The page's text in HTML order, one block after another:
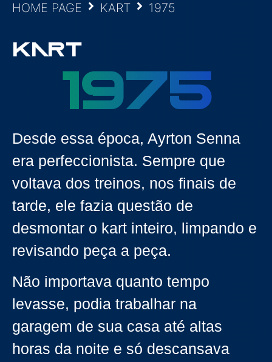
HOME PAGE KART 1975
KART
1975
Desde essa época, Ayrton Senna
era perfeccionista. Sempre que
voltava dos treinos, nos finais de
tarde, ele fazia questão de
desmontar o kart inteiro, limpando e
revisando peça a peça.
Não importava quanto tempo
levasse, podia trabalhar na
garagem de sua casa até altas
horas da noite e só descansava